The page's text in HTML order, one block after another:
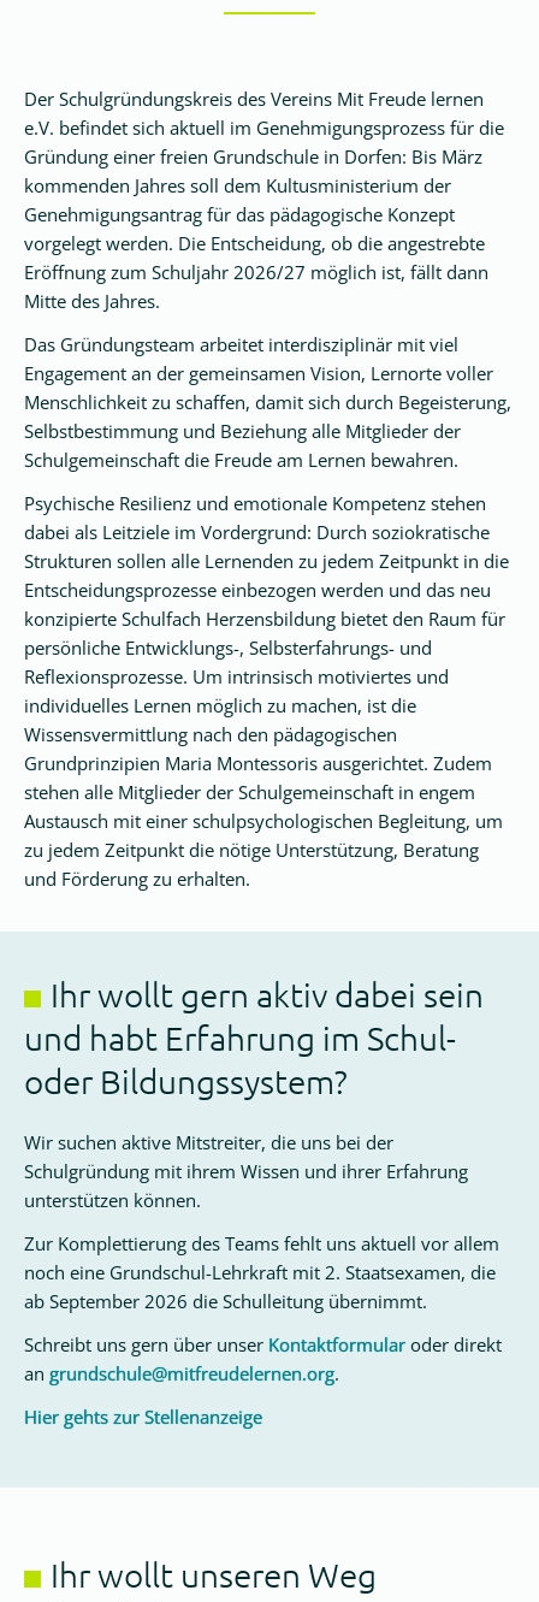
Unser
Team
Freie
Grundschule
Glückswerkstatt
Elternarbeit
Unser
Verein
Unsere
Vision
Unser
Vorstand
Unsere
Satzung
Unterstützer
Termine
News
Presse
Kontakt
Mitglied
werden
Der Schulgründungskreis des Vereins Mit Freude lernen
e.V. befindet sich aktuell im Genehmigungsprozess für die
Gründung einer freien Grundschule in Dorfen: Bis März
kommenden Jahres soll dem Kultusministerium der
Genehmigungsantrag für das pädagogische Konzept
vorgelegt werden. Die Entscheidung, ob die angestrebte
Eröffnung zum Schuljahr 2026/27 möglich ist, fällt dann
Mitte des Jahres.
Das Gründungsteam arbeitet interdisziplinär mit viel
Engagement an der gemeinsamen Vision, Lernorte voller
Menschlichkeit zu schaffen, damit sich durch Begeisterung,
Selbstbestimmung und Beziehung alle Mitglieder der
Schulgemeinschaft die Freude am Lernen bewahren.
Psychische Resilienz und emotionale Kompetenz stehen
dabei als Leitziele im Vordergrund: Durch soziokratische
Strukturen sollen alle Lernenden zu jedem Zeitpunkt in die
Entscheidungsprozesse einbezogen werden und das neu
konzipierte Schulfach Herzensbildung bietet den Raum für
persönliche Entwicklungs-, Selbsterfahrungs- und
Reflexionsprozesse. Um intrinsisch motiviertes und
individuelles Lernen möglich zu machen, ist die
Wissensvermittlung nach den pädagogischen
Grundprinzipien Maria Montessoris ausgerichtet. Zudem
stehen alle Mitglieder der Schulgemeinschaft in engem
Austausch mit einer schulpsychologischen Begleitung, um
zu jedem Zeitpunkt die nötige Unterstützung, Beratung
und Förderung zu erhalten.
Ihr wollt gern aktiv dabei sein
und habt Erfahrung im Schul-
oder Bildungssystem?
Wir suchen aktive Mitstreiter, die uns bei der
Schulgründung mit ihrem Wissen und ihrer Erfahrung
unterstützen können.
Zur Komplettierung des Teams fehlt uns aktuell vor allem
noch eine Grundschul-Lehrkraft mit 2. Staatsexamen, die
ab September 2026 die Schulleitung übernimmt.
Schreibt uns gern über unser Kontaktformular oder direkt
an grundschule@mitfreudelernen.org.
Hier gehts zur Stellenanzeige
Ihr wollt unseren Weg